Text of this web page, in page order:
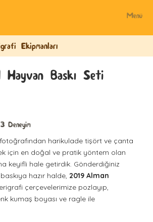
Menü
Ekipmanları
Hayvan Baskı Seti
3 Deneyim
fotoğrafından harikulade tişört ve çanta
için en doğal ve pratik yöntem olan
keyifli hale getirdik. Gönderdiğiniz
hazır halde, 2019 Alman
çerçevelerimize pozlayıp,
kumaş boyası ve ragle ile